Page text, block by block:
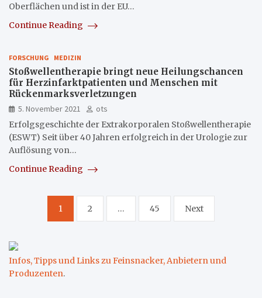
Oberflächen und ist in der EU…
Continue Reading
FORSCHUNG MEDIZIN
Stoßwellentherapie bringt neue Heilungschancen
für Herzinfarktpatienten und Menschen mit
Rückenmarksverletzungen
5. November 2021
ots
Erfolgsgeschichte der Extrakorporalen Stoßwellentherapie
(ESWT) Seit über 40 Jahren erfolgreich in der Urologie zur
Auflösung von…
Continue Reading
Seitennummerierung
Beiträge
1 2 … 45 Next
Infos, Tipps und Links zu Feinsnacker, Anbietern und
Produzenten.